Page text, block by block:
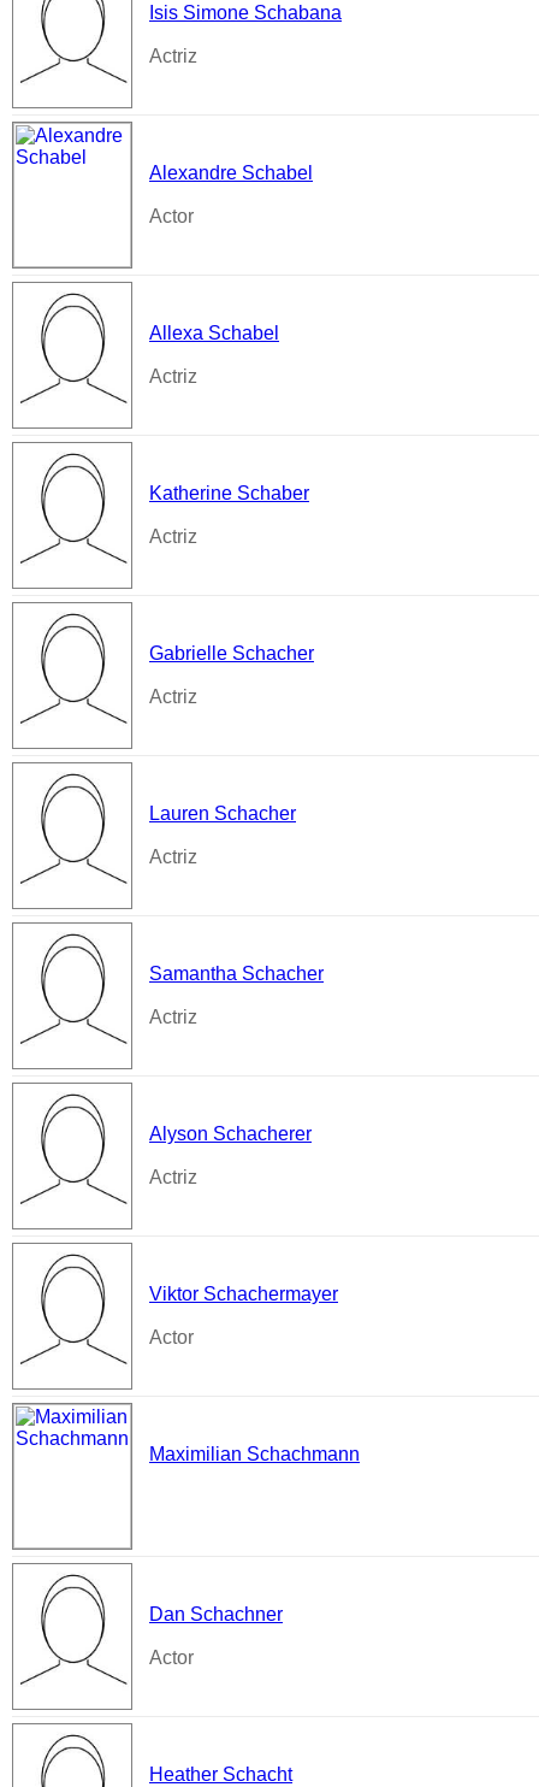
Isis Simone Schabana
Actriz
Alexandre Schabel
Actor
Allexa Schabel
Actriz
Katherine Schaber
Actriz
Gabrielle Schacher
Actriz
Lauren Schacher
Actriz
Samantha Schacher
Actriz
Alyson Schacherer
Actriz
Viktor Schachermayer
Actor
Maximilian Schachmann
Dan Schachner
Actor
Heather Schacht